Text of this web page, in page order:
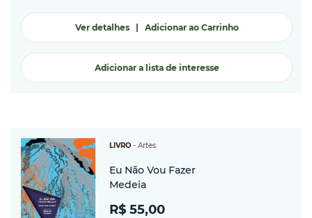
Ver detalhes| Adicionar ao Carrinho
Adicionar a lista de interesse
LIVRO - Artes
Eu Não Vou Fazer
Medeia
R$ 55,00